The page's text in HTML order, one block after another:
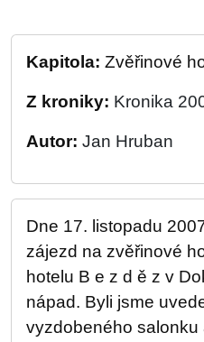
Kapitola: Zvěřinové
Z kroniky: Kronika
Autor: Jan Hruban
Dne 17. listopadu
zájezd na zvěřinové
hotelu B e z d ě z v
nápad. Byli jsme
vyzdobeného salonku